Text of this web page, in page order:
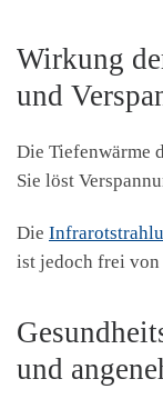
Wirkung
und
Die Tiefenwärme
Sie löst
Die
ist jedoch frei
und